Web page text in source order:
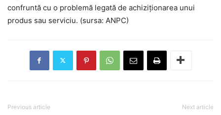
confruntă cu o problemă legată de achiziționarea unui
produs sau serviciu. (sursa: ANPC)
Previous article Next article